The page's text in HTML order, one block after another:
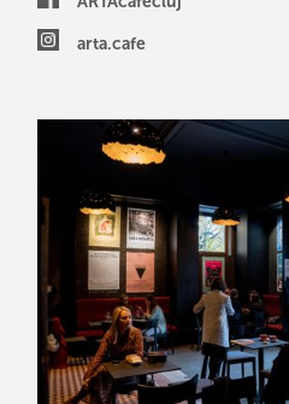
arta.cafe